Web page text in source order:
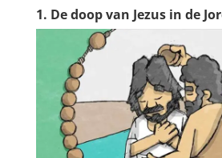
1. De doop van Jezus in de